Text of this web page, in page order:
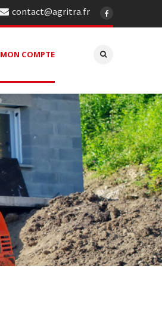
contact@agritra.fr
MON COMPTE